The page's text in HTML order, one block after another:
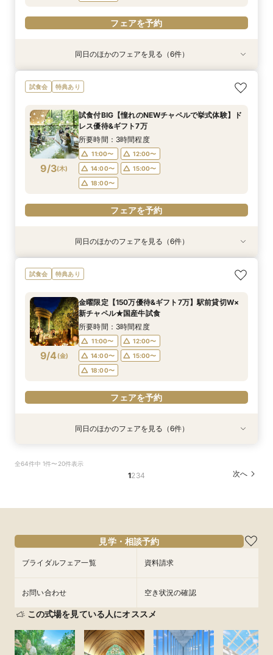
フェアを予約
特典あり
9/2 (水)
【2件目以降の見学OK】貸切Wフル体験×豪華試
食×お見積り比較
11:00〜
12:00〜
14:00〜
15:00〜
18:00〜
フェアを予約
特典あり
9/2 (水)
即決ナシ★予算のリアル大公開！本番コーデ×ミ
シュラン試食体験
11:00〜
12:00〜
14:00〜
15:00〜
18:00〜
フェアを予約
特典あり
9/2 (水)
ギフト7万付【初めての見学に】全館ALL体験*見
積相談＆絶品試食
11:00〜
12:00〜
14:00〜
15:00〜
18:00〜
フェアを予約
9/2 (水)
【お気軽◎オンライン相談会】スマホで簡単！豪
華10大特典付き
13:00〜
14:30〜
16:00〜
17:30〜
フェアを予約
特典あり
9/2 (水)
【10名から全館貸切OK】ミシュラン試食付*少
人数婚ALL体験
11:00〜
12:00〜
14:00〜
15:00〜
18:00〜
フェアを予約
特典あり
9/2 (水)
7万GIFT付【料理重視必見】豪華ミシュラン試食
×貸切邸宅W体験
11:00〜
12:00〜
14:00〜
15:00〜
18:00〜
フェアを予約
同日のほかのフェアを見る（6件）
試食会 特典あり
9/3(木)
試食付BIG【憧れのNEWチャペルで挙式体験】ド
レス優待&ギフト7万
所要時間：3時間程度
11:00〜
12:00〜
14:00〜
15:00〜
18:00〜
フェアを予約
特典あり
9/3(木)
【2件目以降の見学OK】貸切Wフル体験×豪華試
食×お見積り比較
11:00〜
12:00〜
14:00〜
15:00〜
18:00〜
フェアを予約
特典あり
9/3(木)
即決ナシ★予算のリアル大公開！本番コーデ×ミ
シュラン試食体験
11:00〜
12:00〜
14:00〜
15:00〜
18:00〜
フェアを予約
特典あり
9/3(木)
ギフト7万付【初めての見学に】全館ALL体験*見
積相談＆絶品試食
11:00〜
12:00〜
14:00〜
15:00〜
18:00〜
フェアを予約
9/3(木)
【お気軽◎オンライン相談会】スマホで簡単！豪
華10大特典付き
13:00〜
14:30〜
16:00〜
17:30〜
フェアを予約
特典あり
9/3(木)
【10名から全館貸切OK】ミシュラン試食付*少
人数婚ALL体験
11:00〜
12:00〜
14:00〜
15:00〜
18:00〜
フェアを予約
特典あり
9/3(木)
7万GIFT付【料理重視必見】豪華ミシュラン試食
×貸切邸宅W体験
11:00〜
12:00〜
14:00〜
15:00〜
18:00〜
フェアを予約
同日のほかのフェアを見る（6件）
試食会 特典あり
9/4 (金)
金曜限定【150万優待&ギフト7万】駅前貸切W×
新チャペル★国産牛試食
所要時間：3時間程度
11:00〜
12:00〜
14:00〜
15:00〜
18:00〜
フェアを予約
特典あり
9/4
食×お見積り比較
特典あり
9/4
シュラン試食体験
特典あり
9/4
積相談＆絶品試食
9/4
華10大特典付き
フェアを予約
特典あり
9/4
人数婚ALL体験
特典あり
9/4
×貸切邸宅W体験
同日のほかのフェアを見る（6件）
全64件中 1件〜20件表示
1234 次へ
見学・相談予約
ブライダルフェア一覧 資料請求
お問い合わせ 空き状況の確認
この式場を見ている人にオススメ